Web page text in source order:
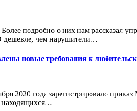
подробно о них нам рассказал
дешевле, чем нарушители…
новые требования к
2020 года зарегистрировало
находящихся…